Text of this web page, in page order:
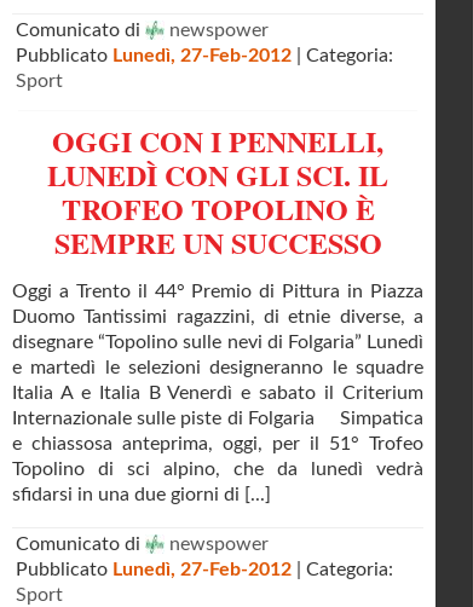
Comunicato di
newspower
Pubblicato Lunedì, 27-Feb-2012 | Categoria:
Sport
OGGI CON I PENNELLI,
LUNEDÌ CON GLI SCI. IL
TROFEO TOPOLINO È
SEMPRE UN SUCCESSO
Oggi a Trento il 44° Premio di Pittura in Piazza
Duomo Tantissimi ragazzini, di etnie diverse, a
disegnare “Topolino sulle nevi di Folgaria” Lunedì
e martedì le selezioni designeranno le squadre
Italia A e Italia B Venerdì e sabato il Criterium
Internazionale sulle piste di Folgaria Simpatica
e chiassosa anteprima, oggi, per il 51° Trofeo
Topolino di sci alpino, che da lunedì vedrà
sfidarsi in una due giorni di [...]
Comunicato di
newspower
Pubblicato Lunedì, 27-Feb-2012 | Categoria:
Sport